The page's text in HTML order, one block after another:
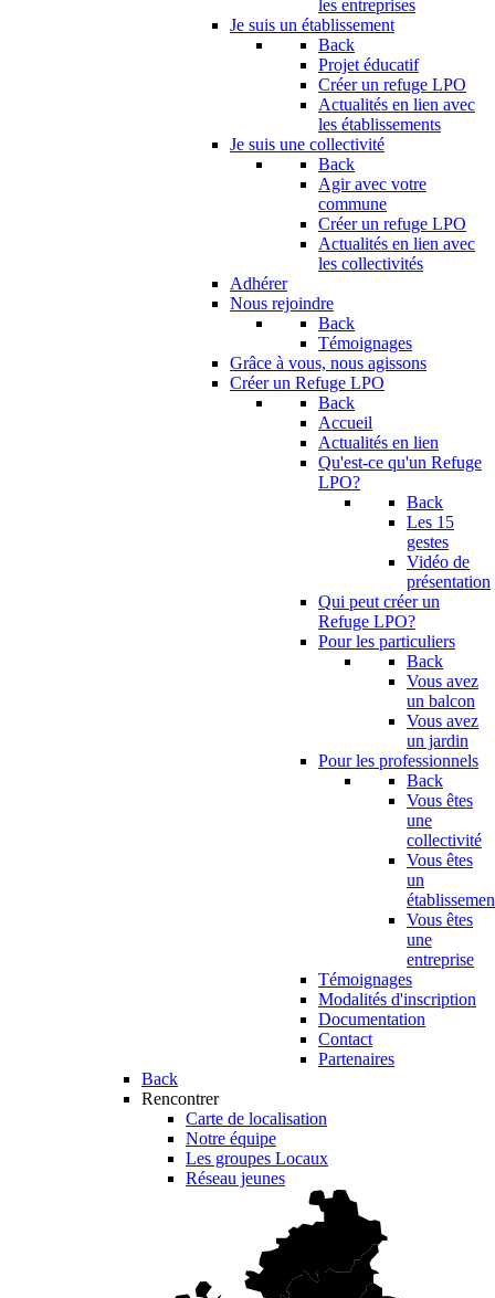
les entreprises
Je suis un établissement
Back
Projet éducatif
Créer un refuge LPO
Actualités en lien avec
les établissements
Je suis une collectivité
Back
Agir avec votre
commune
Créer un refuge LPO
Actualités en lien avec
les collectivités
Adhérer
Nous rejoindre
Back
Témoignages
Grâce à vous, nous agissons
Créer un Refuge LPO
Back
Accueil
Actualités en lien
Qu'est-ce qu'un Refuge
LPO?
Back
Les 15
gestes
Vidéo de
présentation
Qui peut créer un
Refuge LPO?
Pour les particuliers
Back
Vous avez
un balcon
Vous avez
un jardin
Pour les professionnels
Back
Vous êtes
une
collectivité
Vous êtes
un
Vous êtes
une
entreprise
Témoignages
Modalités d'inscription
Documentation
Contact
Partenaires
Back
Rencontrer
Carte de localisation
Notre équipe
Les groupes Locaux
Réseau jeunes